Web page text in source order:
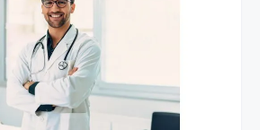
3º
4º
biomedicina
5º
marketing
6º
nutrição